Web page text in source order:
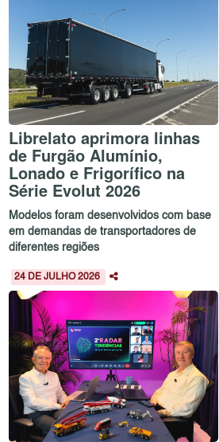
Librelato aprimora linhas
de Furgão Alumínio,
Lonado e Frigorífico na
Série Evolut 2026
Modelos foram desenvolvidos com base
em demandas de transportadores de
diferentes regiões
24 DE JULHO 2026